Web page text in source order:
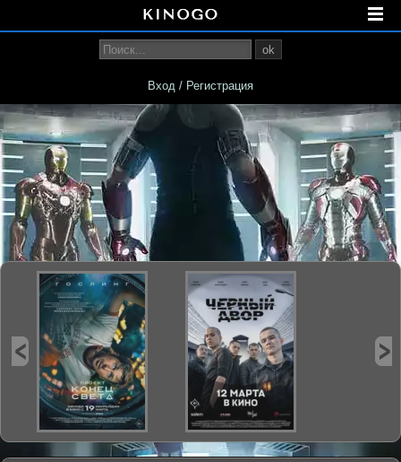
ok
Вход / Регистрация